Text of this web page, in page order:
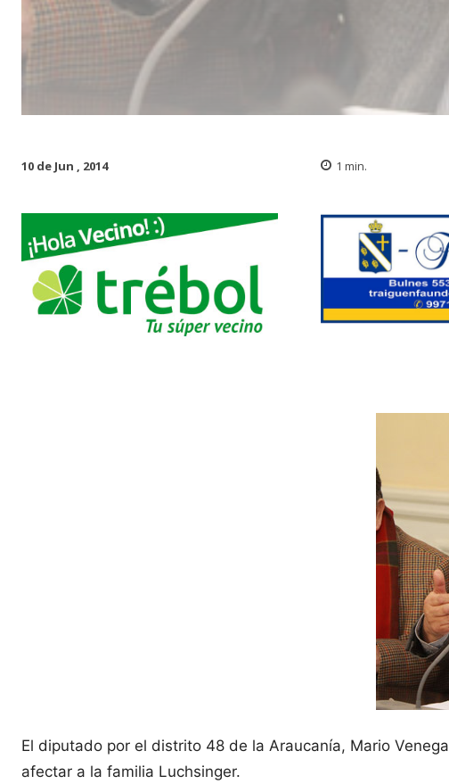
10 de Jun , 2014 1 min.
El diputado por el distrito 48 de la Araucanía, Mario
afectar a la familia Luchsinger.